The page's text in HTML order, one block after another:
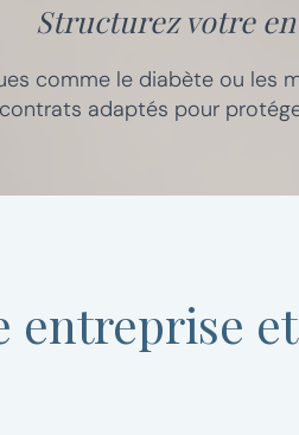
Structurez votre
comme le diabète ou les
adaptés pour
entreprise